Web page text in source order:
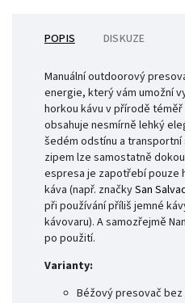
POPIS DISKUZE
Manuální outdoorový
energie, který vám umožní
horkou kávu v přírodě
obsahuje nesmírně lehký
šedém odstínu a
zipem lze samostatně
espresa je zapotřebí pouze
káva (např. značkySan
při používání příliš jemné
kávovaru). A samozřejmě
po použití.
Varianty:
Béžový presovač bez